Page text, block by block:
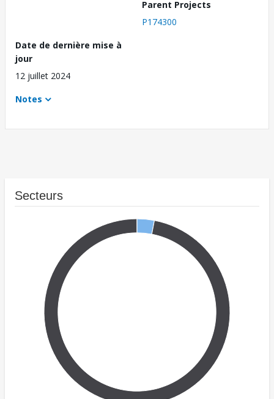
Parent Projects
P174300
Date de dernière mise à
jour
12 juillet 2024
Notes
Secteurs